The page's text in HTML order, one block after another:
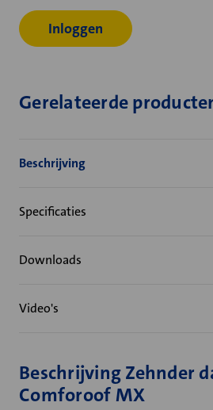
Inloggen
Gerelateerde
Beschrijving
Specificaties
Downloads
Video's
Beschrijving Zehnder
Comforoof MX